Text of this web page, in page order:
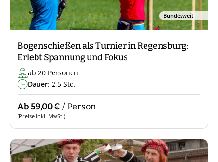
Bundesweit
Bogenschießen als Turnier in Regensburg:
Erlebt Spannung und Fokus
ab 20 Personen
Dauer: 2,5 Std.
Ab 59,00 € / Person
(Preise inkl. MwSt.)